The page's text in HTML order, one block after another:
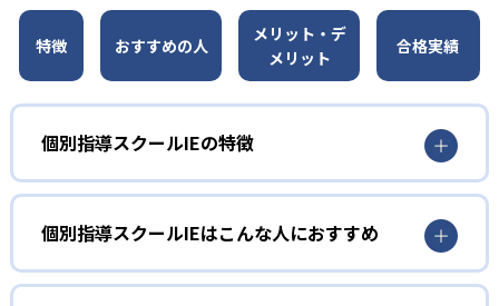
特徴 おすすめの人
メリット・デ
メリット
合格実績
個別指導スクールIEの特徴
個別指導スクールIEはこんな人におすすめ
小学生